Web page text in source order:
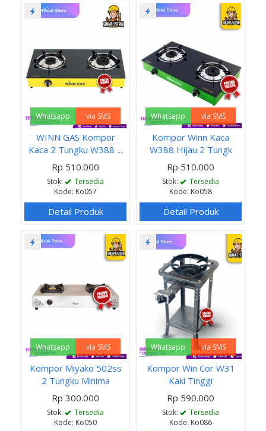
Whatsapp via SMS
WINN GAS Kompor
Kaca 2 Tungku W388 ...
Rp 510.000
Stok:
Tersedia
Kode: Ko057
Detail Produk
Whatsapp via SMS
Kompor Winn Kaca
W388 Hijau 2 Tungk
Rp 510.000
Stok:
Tersedia
Kode: Ko058
Detail Produk
Whatsapp via SMS
Kompor Miyako 502ss
2 Tungku Minima
Rp 300.000
Stok:
Tersedia
Kode: Ko050
Whatsapp via SMS
Kompor Win Cor W31
Kaki Tinggi
Rp 590.000
Stok:
Tersedia
Kode: Ko086